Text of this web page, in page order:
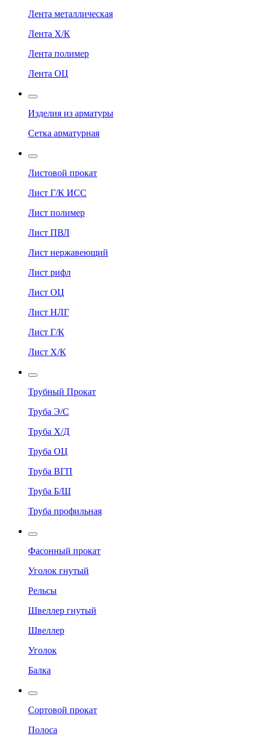
Лента металлическая
Лента Х/К
Лента полимер
Лента ОЦ
Изделия из арматуры
Сетка арматурная
Листовой прокат
Лист Г/К ИСС
Лист полимер
Лист ПВЛ
Лист нержавеющий
Лист рифл
Лист ОЦ
Лист НЛГ
Лист Г/К
Лист Х/К
Трубный Прокат
Труба Э/С
Труба Х/Д
Труба ОЦ
Труба ВГП
Труба Б/Ш
Труба профильная
Фасонный прокат
Уголок гнутый
Рельсы
Швеллер гнутый
Швеллер
Уголок
Балка
Сортовой прокат
Полоса